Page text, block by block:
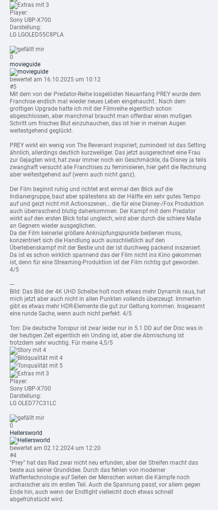
mit 3
Player:
Sony UBP-X700
Darstellung:
LG LGOLED55C8PLA
0
movieguide
bewertet am 16.10.2025 um 10:12
#5
Mit dem von der Predator-Reihe losgelösten Neuanfang PREY wurde dem
Franchise endlich mal wieder neues Leben eingehaucht.. Nach dem
grottigen Upgrade hatte ich mit der Filmreihe eigentlich schon
abgeschlossen, aber manchmal braucht man offenbar einen mutigen
Schritt um frisches Blut einzuhauchen, das ist hier in meinen Augen
weitestgehend geglückt.
PREY wirkt ein wenig von The Revenant inspiriert, zumindest ist das Setting
ähnlich, allerdings deutlich kurzweiliger. Das jetzt ausgerechnet eine Frau
zur Gejagten wird, hat zwar immer noch ein Geschmäckle, da Disney ja teils
zwanghaft versucht alle Franchises zu feminisieren, hier geht die Rechnung
aber weitestgehend auf (wenn auch nicht ganz).
Der Film beginnt ruhig und richtet erst einmal den Blick auf die
Indianergruppe, baut aber spätestens ab der Hälfte ein sehr gutes Tempo
auf und geizt nicht mit Actionszenen... die für eine Disney-/Fox Produktion
auch überraschend blutig daherkommen. Der Kampf mit dem Predator
wirkt auf den ersten Blick total ungleich, wird aber durch die schiere Maße
an Gegnern wieder ausgeglichen.
Da der Film keinerlei größere Anknüpfungspunkte bedienen muss,
konzentriert sich die Handlung auch ausschließlich auf den
Überlebenskampf mit der Bestie und der ist durchweg packend inszeniert.
Da ist es schon wirklich spannend das der Film nicht ins Kino gekommen
ist, denn für eine Streaming-Produktion ist der Film richtig gut geworden.
4/5
---
Bild: Das Bild der 4K UHD Scheibe holt noch etwas mehr Dynamik raus, hat
mich jetzt aber auch nicht in allen Punkten vollends überzeugt. Immerhin
gibt es etwas mehr HDR-Elemente die gut zur Geltung kommen. Insgesamt
eine runde Sache, wenn auch nicht perfekt. 4/5
Ton: Die deutsche Tonspur ist zwar leider nur in 5.1 DD auf der Disc was in
der heutigen Zeit eigentlich ein Unding ist, aber die Abmischung ist
trotzdem sehr wuchtig. Für meine 4,5/5
mit 4
mit 4
mit 5
mit 3
Player:
Sony UBP-X700
Darstellung:
LG OLED77C31LC
0
Hellersworld
bewertet am 02.12.2024 um 12:20
#4
"Prey" hat das Rad zwar nicht neu erfunden, aber der Streifen macht das
beste aus seiner Grundidee. Durch das fehlen von moderner
Waffentechnologie auf Seiten der Menschen wirken die Kämpfe noch
archaischer als im ersten Teil. Auch die Spannung passt, vor allem gegen
Ende hin, auch wenn der Endfight vielleicht doch etwas schnell
abgefrühstückt wird.